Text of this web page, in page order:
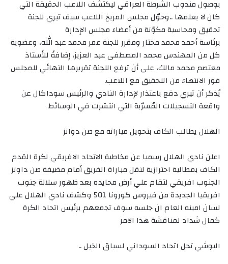
بوصول مندوب الشرطة العراقي ليكتشف اللاعب الحقيقة التي
كان لا يعلمها ..وحوّل مجلس المريخ اللاعب سيف تيري للجنة
تحقيق ومحاسبة مكوّنة من أعضاء مجلس الإدارة
برئاسة أحمد محمد مختار ومقرر للجنة عمر محمد عبد الله، وعضوية
كل من المهندس محمد المصطفى عبد العزيز، إضافةً للأستاذ
معتصم محمد مالك، على أن ترفع اللجنة تقريرها النهائي للمجلس
فور الانتهاء من التحقيق مع اللاعب.
يُذكر أن تيري دفع باعتذار لإدارة النادي والرئيس سوداكال عن
واقعة التسجيلات المُسرّبة التي انتشرت في الوسائط
الهلال يطالب الكاف بتحويل مباراته مع صن دوانز
اعلن نادي الهلال رسميا عن مخاطبة الاتحاد الافريقي لكرة القدم
الكاف بمطالبة احترازية لنقل مباراة الفريق أمام مضيفة صن داونز
الجنوب افريقي لتقام علي أرض محايده بعد ظهور سلالة جنوب
افريقيا الجديدة من فيروس كورونا 501 وكشف نادي الهلال علي
لسان امينه العام ان جلسه سوف تجمعهم برئيس اتحاد الكرة
كمال شداد لمناقشة هذا الامر
البوشي تحل اتحاد السوداني لسباق الخيل ..